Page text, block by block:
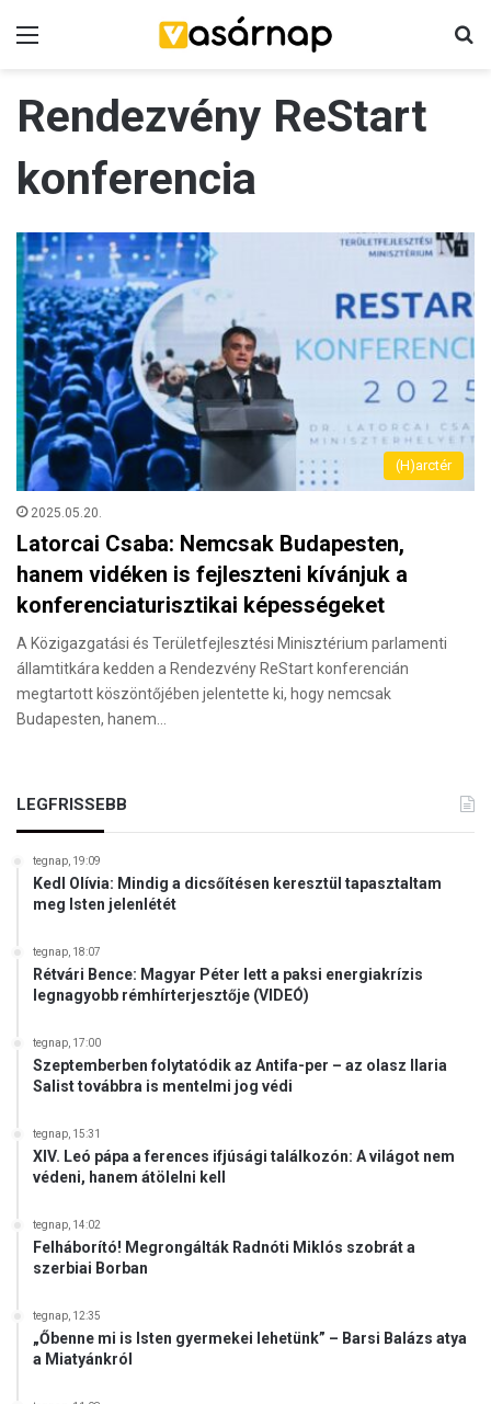
Rendezvény ReStart
konferencia
(H)arctér
2025.05.20.
Latorcai Csaba: Nemcsak Budapesten,
hanem vidéken is fejleszteni kívánjuk a
konferenciaturisztikai képességeket
A Közigazgatási és Területfejlesztési Minisztérium parlamenti
államtitkára kedden a Rendezvény ReStart konferencián
megtartott köszöntőjében jelentette ki, hogy nemcsak
Budapesten, hanem…
LEGFRISSEBB
tegnap, 19:09
Kedl Olívia: Mindig a dicsőítésen keresztül tapasztaltam
meg Isten jelenlétét
tegnap, 18:07
Rétvári Bence: Magyar Péter lett a paksi energiakrízis
legnagyobb rémhírterjesztője (VIDEÓ)
tegnap, 17:00
Szeptemberben folytatódik az Antifa-per – az olasz Ilaria
Salist továbbra is mentelmi jog védi
tegnap, 15:31
XIV. Leó pápa a ferences ifjúsági találkozón: A világot nem
védeni, hanem átölelni kell
tegnap, 14:02
Felháborító! Megrongálták Radnóti Miklós szobrát a
szerbiai Borban
tegnap, 12:35
„Őbenne mi is Isten gyermekei lehetünk” – Barsi Balázs atya
a Miatyánkról